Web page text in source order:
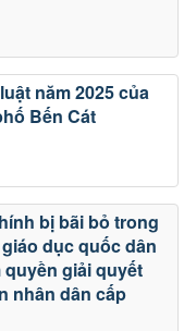
năm 2025 của
Bến Cát
bị bãi bỏ trong
dục quốc dân
giải quyết
nhân dân cấp